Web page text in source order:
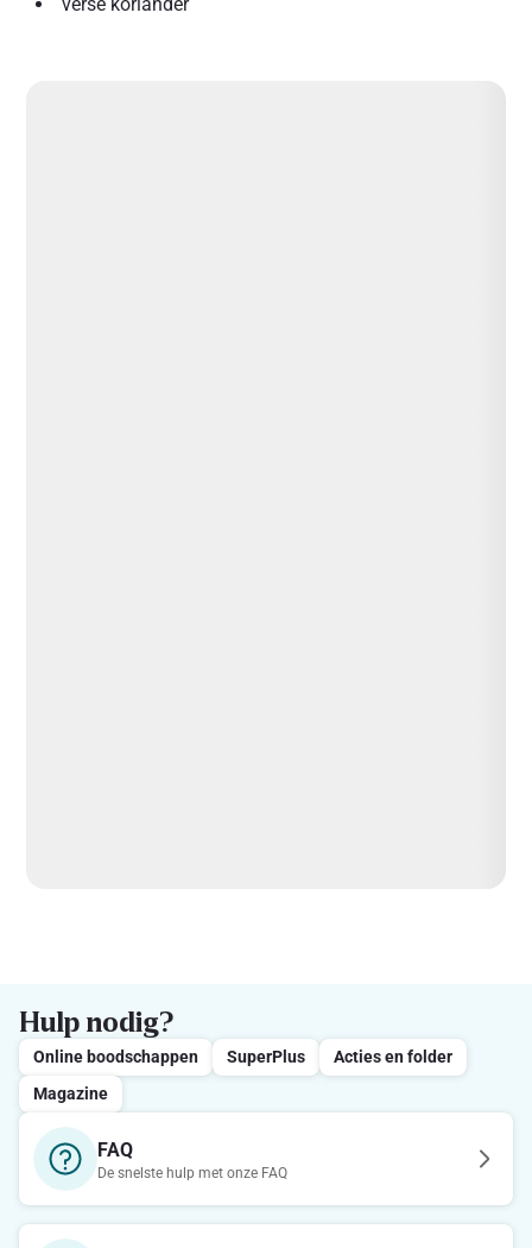
Hulp nodig?
Online boodschappen SuperPlus
Acties en folder
Magazine
FAQ
De snelste hulp met onze FAQ